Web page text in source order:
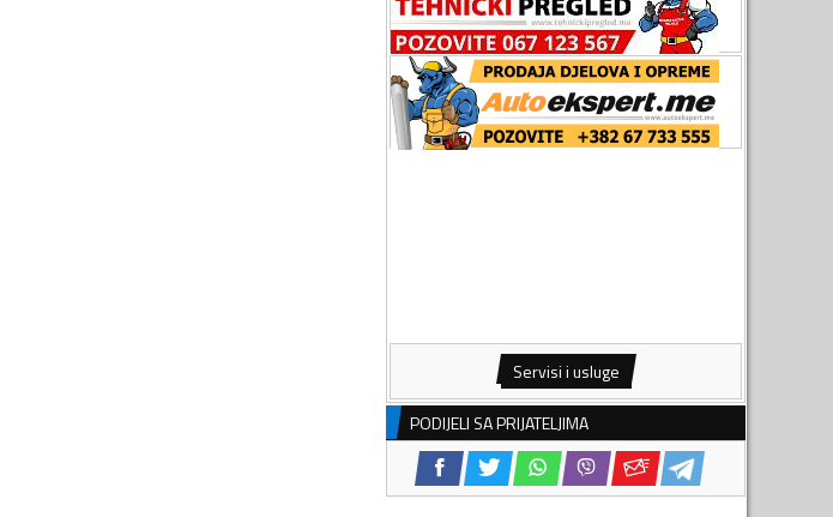
Servisi i usluge
PODIJELI SA PRIJATELJIMA